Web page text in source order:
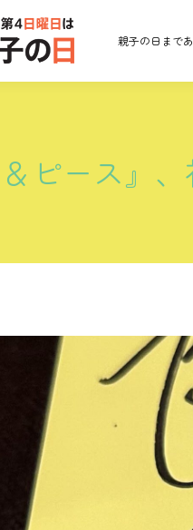
親子の日まで
＆ピース』